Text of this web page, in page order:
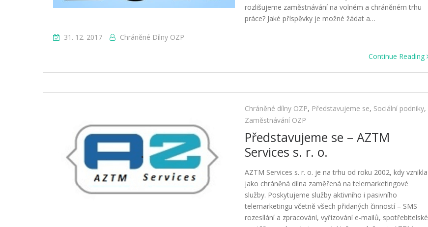
rozlišujeme zaměstnávání na volném a chráněném trhu
práce? Jaké příspěvky je možné žádat a…
31. 12. 2017
Chráněné Dílny OZP
Continue Reading
Chráněné dílny OZP, Představujeme se, Sociální podniky,
Zaměstnávání OZP
Představujeme se – AZTM
Services s. r. o.
AZTM Services s. r. o. je na trhu od roku 2002, kdy vznikla
jako chráněná dílna zaměřená na telemarketingové
služby. Poskytujeme služby aktivního i pasivního
telemarketingu včetně všech přidaných činností – SMS
rozesílání a zpracování, vyřizování e-mailů, spotřebitelské